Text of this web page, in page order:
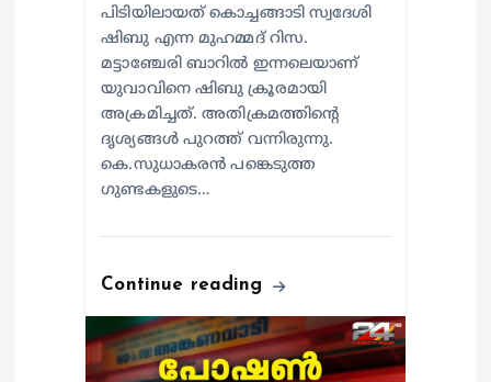
പിടിയിലായത് കൊച്ചങ്ങാടി സ്വദേശി
ഷിബു എന്ന മുഹമ്മദ് റിസ.
മട്ടാഞ്ചേരി ബാറിൽ ഇന്നലെയാണ്
യുവാവിനെ ഷിബു ക്രൂരമായി
അക്രമിച്ചത്. അതിക്രമത്തിന്റെ
ദൃശ്യങ്ങൾ പുറത്ത് വന്നിരുന്നു.
കെ.സുധാകരൻ പങ്കെടുത്ത
ഗുണ്ടകളുടെ…
Continue reading